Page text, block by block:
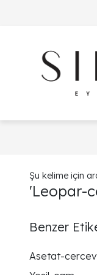
Şu kelime için
'Leopar-
Benzer
Asetat-